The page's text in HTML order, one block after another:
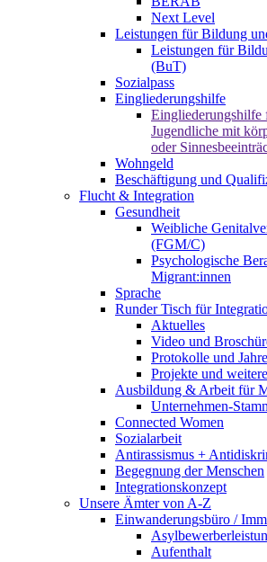
Next Level
Leistungen für Bildung
Leistungen für
(BuT)
Sozialpass
Eingliederungshilfe
Eingliederungshilfe
Jugendliche mit
oder
Wohngeld
Beschäftigung und
Flucht & Integration
Gesundheit
Weibliche
(FGM/C)
Psychologische
Migrant:innen
Sprache
Runder Tisch für
Aktuelles
Video und
Protokolle und
Projekte und
Ausbildung & Arbeit für
Unternehmen-
Connected Women
Sozialarbeit
Antirassismus +
Begegnung der Menschen
Integrationskonzept
Unsere Ämter von A-Z
Einwanderungsbüro /
Aufenthalt